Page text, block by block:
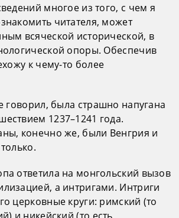
многое из того, с чем я
читателя, может
всяческой исторической, в
опоры. Обеспечив
к чему-то более
говорил, была страшно напугана
1237–1241 года.
конечно же, были Венгрия и
ответила на монгольский вызов
а интригами. Интриги
церковные круги: римский (то